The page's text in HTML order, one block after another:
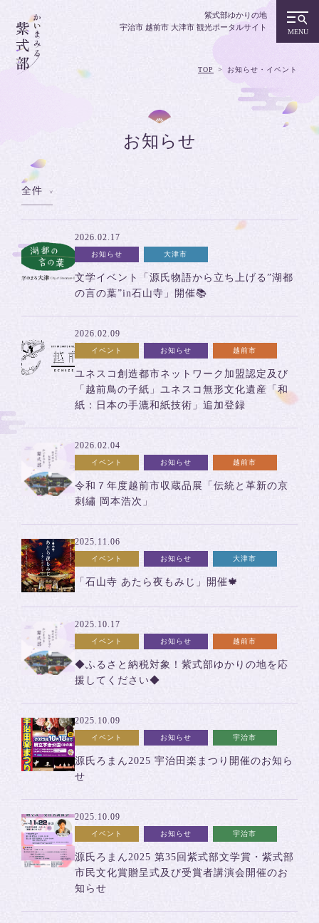
紫式部ゆかりの地
宇治市 越前市 大津市 観光ポータルサイト
TOP お知らせ・イベント
お知らせ
全件
2026.02.17
お知らせ 大津市
文学イベント「源氏物語から立ち上げる”湖都
の言の葉”in石山寺」開催📚
2026.02.09
イベント お知らせ 越前市
ユネスコ創造都市ネットワーク加盟認定及び
「越前鳥の子紙」ユネスコ無形文化遺産「和
紙：日本の手漉和紙技術」追加登録
2026.02.04
イベント お知らせ 越前市
令和７年度越前市収蔵品展「伝統と革新の京
刺繡 岡本浩次」
2025.11.06
イベント お知らせ 大津市
「石山寺 あたら夜もみじ」開催🍁
2025.10.17
イベント お知らせ 越前市
◆ふるさと納税対象！紫式部ゆかりの地を応
援してください◆
2025.10.09
イベント お知らせ 宇治市
源氏ろまん2025 宇治田楽まつり開催のお知ら
せ
2025.10.09
イベント お知らせ 宇治市
源氏ろまん2025 第35回紫式部文学賞・紫式部
市民文化賞贈呈式及び受賞者講演会開催のお
知らせ